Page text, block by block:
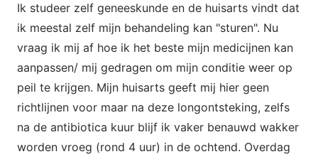
Ik studeer zelf geneeskunde en de huisarts vindt dat
ik meestal zelf mijn behandeling kan "sturen". Nu
vraag ik mij af hoe ik het beste mijn medicijnen kan
aanpassen/ mij gedragen om mijn conditie weer op
peil te krijgen. Mijn huisarts geeft mij hier geen
richtlijnen voor maar na deze longontsteking, zelfs
na de antibiotica kuur blijf ik vaker benauwd wakker
worden vroeg (rond 4 uur) in de ochtend. Overdag